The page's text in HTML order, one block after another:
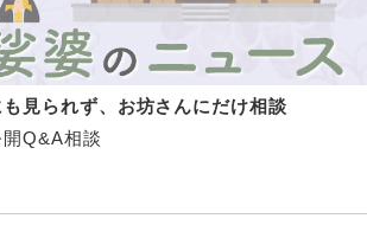
見られず、お坊さんにだけ相談
Q&A相談